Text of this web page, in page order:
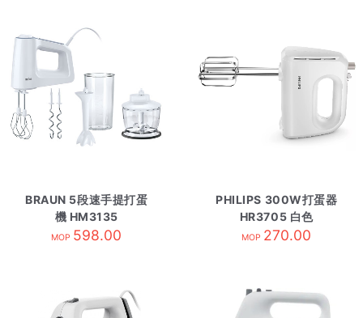
BRAUN 5段速手提打蛋
機 HM3135
MOP 598.00
PHILIPS 300W打蛋器
HR3705 白色
MOP 270.00